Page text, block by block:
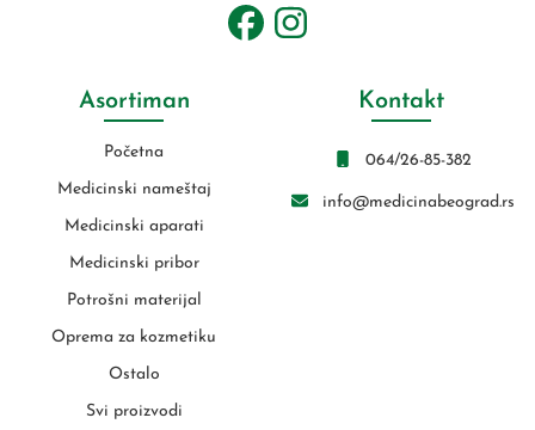
Asortiman
Početna
Medicinski nameštaj
Medicinski aparati
Medicinski pribor
Potrošni materijal
Oprema za kozmetiku
Ostalo
Svi proizvodi
Kontakt
064/26-85-382
info@medicinabeograd.rs